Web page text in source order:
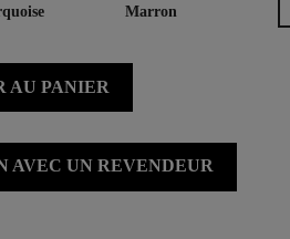
Marron
AU PANIER
AVEC UN REVENDEUR